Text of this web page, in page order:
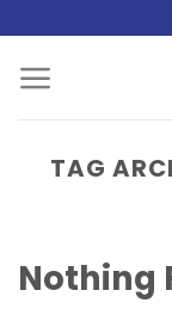
content
TAG
Nothing